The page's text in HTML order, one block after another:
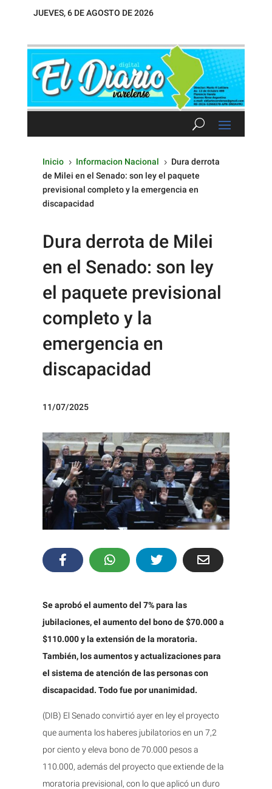
JUEVES, 6 DE AGOSTO DE 2026
Inicio 5 Informacion Nacional 5 Dura derrota
de Milei en el Senado: son ley el paquete
previsional completo y la emergencia en
discapacidad
Dura derrota de Milei
en el Senado: son ley
el paquete previsional
completo y la
emergencia en
discapacidad
11/07/2025
Se aprobó el aumento del 7% para las
jubilaciones, el aumento del bono de $70.000 a
$110.000 y la extensión de la moratoria.
También, los aumentos y actualizaciones para
el sistema de atención de las personas con
discapacidad. Todo fue por unanimidad.
(DIB) El Senado convirtió ayer en ley el proyecto
que aumenta los haberes jubilatorios en un 7,2
por ciento y eleva bono de 70.000 pesos a
110.000, además del proyecto que extiende de la
moratoria previsional, con lo que aplicó un duro